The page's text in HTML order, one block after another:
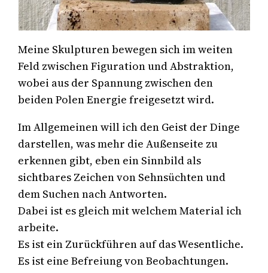
Meine Skulpturen bewegen sich im weiten
Feld zwischen Figuration und Abstraktion,
wobei aus der Spannung zwischen den
beiden Polen Energie freigesetzt wird.
Im Allgemeinen will ich den Geist der Dinge
darstellen, was mehr die Außenseite zu
erkennen gibt, eben ein Sinnbild als
sichtbares Zeichen von Sehnsüchten und
dem Suchen nach Antworten.
Dabei ist es gleich mit welchem Material ich
arbeite.
Es ist ein Zurückführen auf das Wesentliche.
Es ist eine Befreiung von Beobachtungen.